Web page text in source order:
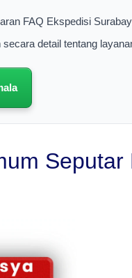
FAQ Ekspedisi
detail tentang